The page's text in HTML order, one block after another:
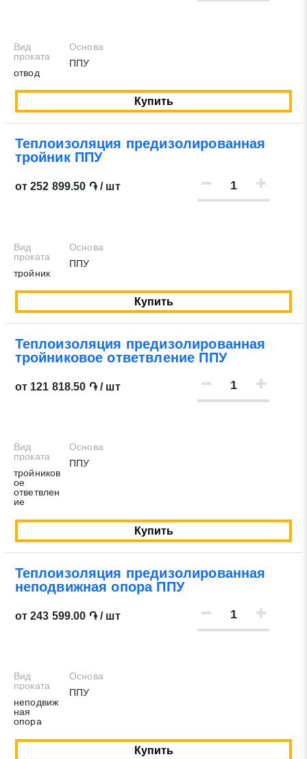
Вид
проката
отвод
Основа
ППУ
Купить
Теплоизоляция предизолированная
тройник ППУ
от 252 899.50 ֏ / шт
Вид
проката
тройник
Основа
ППУ
Купить
Теплоизоляция предизолированная
тройниковое ответвление ППУ
от 121 818.50 ֏ / шт
Вид
проката
тройников
ое
ответвлен
ие
Основа
ППУ
Купить
Теплоизоляция предизолированная
неподвижная опора ППУ
от 243 599.00 ֏ / шт
Вид
проката
неподвиж
ная
опора
Основа
ППУ
Купить